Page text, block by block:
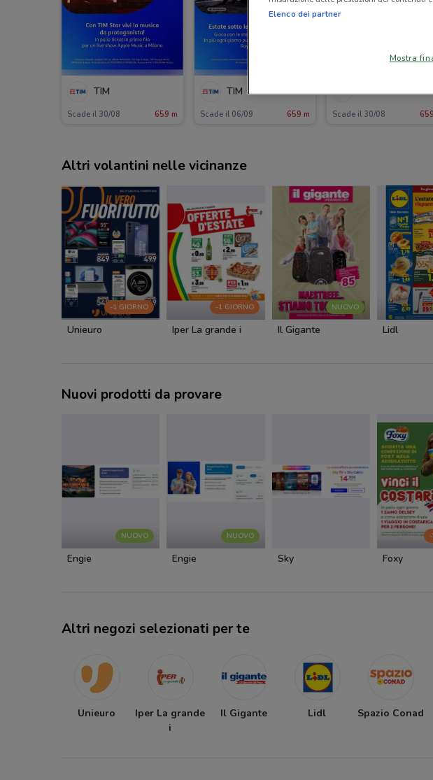
TIM
Scade il 30/08 659 m
TIM
Scade il 06/09 659 m
TIM
Scade il 30/08
Altri volantini nelle vicinanze
-1 GIORNO
Unieuro
-1 GIORNO
Iper La grande i
NUOVO
Il Gigante Lidl
Nuovi prodotti da provare
NUOVO
Engie
NUOVO
Engie Sky Foxy
Altri negozi selezionati per te
Unieuro
Iper La grande
i
Il Gigante Lidl Spazio Conad
Elenco dei partner
Mostra